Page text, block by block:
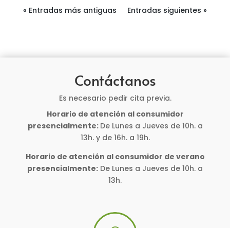
« Entradas más antiguas Entradas siguientes »
Contáctanos
Es necesario pedir cita previa.
Horario de atención al consumidor
presencialmente: De Lunes a Jueves de 10h. a
13h. y de 16h. a 19h.
Horario de atención al consumidor de verano
presencialmente: De Lunes a Jueves de 10h. a
13h.